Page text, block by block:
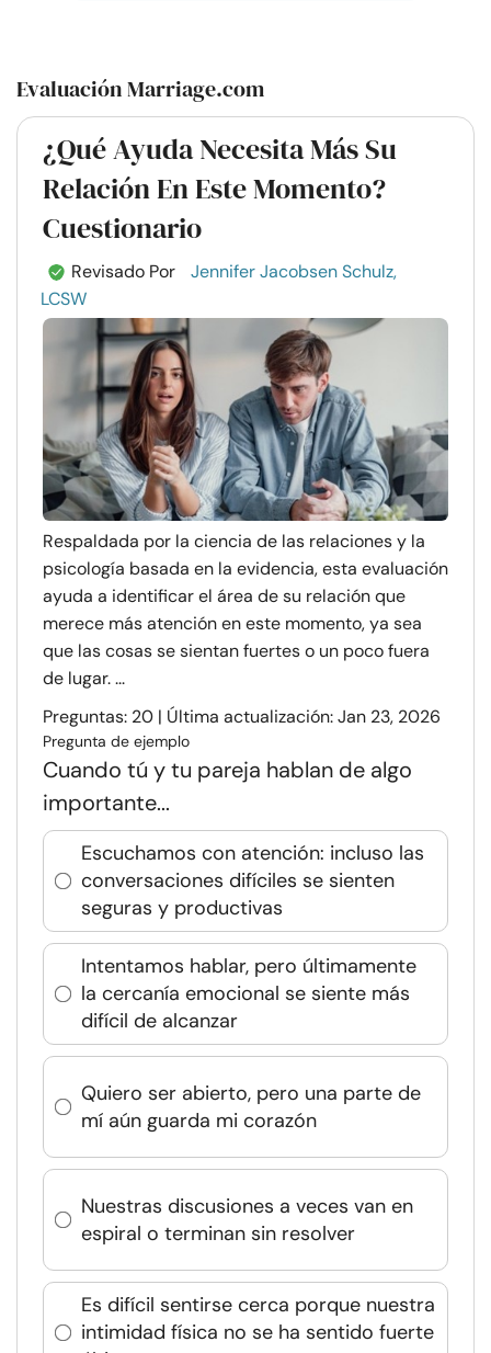
Evaluación Marriage.com
¿Qué Ayuda Necesita Más Su
Relación En Este Momento?
Cuestionario
Revisado Por
Jennifer Jacobsen Schulz,
LCSW
Respaldada por la ciencia de las relaciones y la
psicología basada en la evidencia, esta evaluación
ayuda a identificar el área de su relación que
merece más atención en este momento, ya sea
que las cosas se sientan fuertes o un poco fuera
de lugar. ...
Preguntas: 20 | Última actualización: Jan 23, 2026
Pregunta de ejemplo
Cuando tú y tu pareja hablan de algo
importante...
Escuchamos con atención: incluso las
conversaciones difíciles se sienten
seguras y productivas
Intentamos hablar, pero últimamente
la cercanía emocional se siente más
difícil de alcanzar
Quiero ser abierto, pero una parte de
mí aún guarda mi corazón
Nuestras discusiones a veces van en
espiral o terminan sin resolver
Es difícil sentirse cerca porque nuestra
intimidad física no se ha sentido fuerte